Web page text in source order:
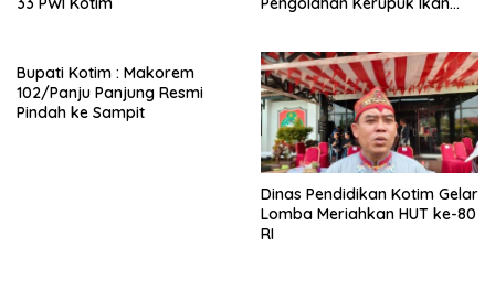
Bupati Kotim : Makorem
102/Panju Panjung Resmi
Pindah ke Sampit
Dinas Pendidikan Kotim Gelar
Lomba Meriahkan HUT ke-80
RI